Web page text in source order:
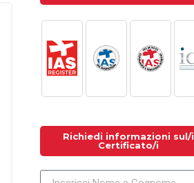
Richiedi informazioni sul/i
Certificato/i